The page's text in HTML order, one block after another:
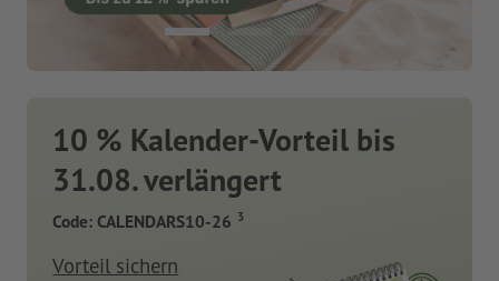
10 % Kalender-Vorteil bis
31.08. verlängert
Code: CALENDARS10-26 3
Vorteil sichern